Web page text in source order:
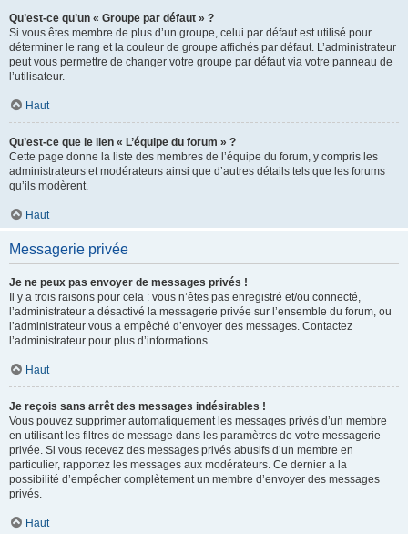
Qu’est-ce qu’un « Groupe par défaut » ?
Si vous êtes membre de plus d’un groupe, celui par défaut est utilisé pour
déterminer le rang et la couleur de groupe affichés par défaut. L’administrateur
peut vous permettre de changer votre groupe par défaut via votre panneau de
l’utilisateur.
Haut
Qu’est-ce que le lien « L’équipe du forum » ?
Cette page donne la liste des membres de l’équipe du forum, y compris les
administrateurs et modérateurs ainsi que d’autres détails tels que les forums
qu’ils modèrent.
Haut
Messagerie privée
Je ne peux pas envoyer de messages privés !
Il y a trois raisons pour cela : vous n’êtes pas enregistré et/ou connecté,
l’administrateur a désactivé la messagerie privée sur l’ensemble du forum, ou
l’administrateur vous a empêché d’envoyer des messages. Contactez
l’administrateur pour plus d’informations.
Haut
Je reçois sans arrêt des messages indésirables !
Vous pouvez supprimer automatiquement les messages privés d’un membre
en utilisant les filtres de message dans les paramètres de votre messagerie
privée. Si vous recevez des messages privés abusifs d’un membre en
particulier, rapportez les messages aux modérateurs. Ce dernier a la
possibilité d’empêcher complètement un membre d’envoyer des messages
privés.
Haut